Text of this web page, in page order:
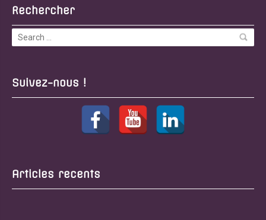
Rechercher
Suivez-nous !
Articles recents